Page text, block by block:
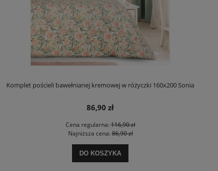
Komplet pościeli bawełnianej kremowej w różyczki 160x200 Sonia
86,90 zł
Cena regularna:116,90 zł
Najniższa cena:86,90 zł
DO KOSZYKA